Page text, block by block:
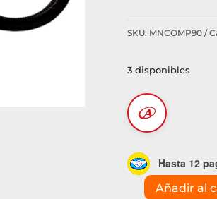
SKU: MNCOMP90
3 disponibles
Hasta 12
Equipo
Añadir al